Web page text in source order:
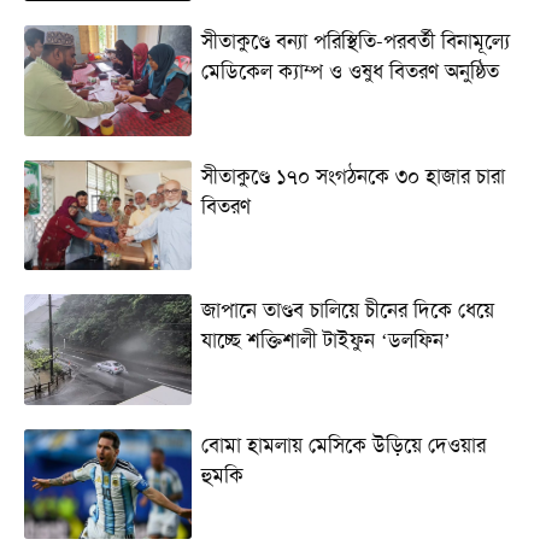
সীতাকুণ্ডে বন্যা পরিস্থিতি-পরবর্তী বিনামূল্যে
মেডিকেল ক্যাম্প ও ওষুধ বিতরণ অনুষ্ঠিত
সীতাকুণ্ডে ১৭০ সংগঠনকে ৩০ হাজার চারা
বিতরণ
জাপানে তাণ্ডব চালিয়ে চীনের দিকে ধেয়ে
যাচ্ছে শক্তিশালী টাইফুন ‘ডলফিন’
বোমা হামলায় মেসিকে উড়িয়ে দেওয়ার
হুমকি